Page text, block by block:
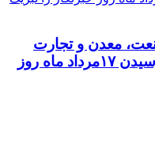
معدن و تجارت
استان تهران در پیامی فرارسیدن ۱۷مرداد ماه روز